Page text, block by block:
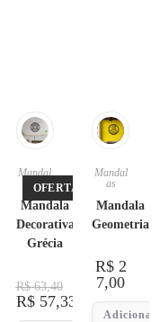
OFERTA!
Mandal
as
Mandala
Decorativa
Grécia
R$63,40
R$57,33
Mandal
as
Mandala
Geometria
R$2
7,00
Adicionar